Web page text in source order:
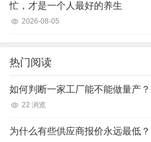
忙，才是一个人最好的养生
2026-08-05
热门阅读
如何判断一家工厂能不能做量产？
22 浏览
为什么有些供应商报价永远最低？